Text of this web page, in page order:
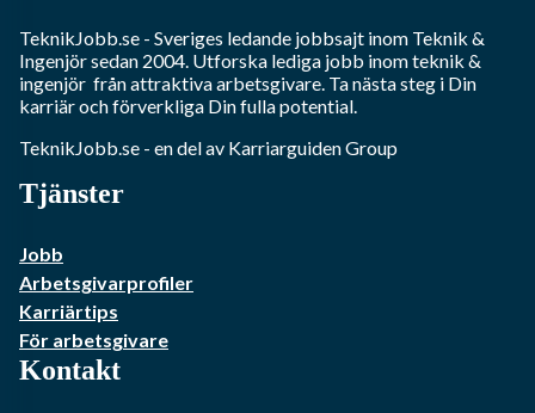
TeknikJobb.se - Sveriges ledande jobbsajt inom Teknik &
Ingenjörsedan 2004. Utforska lediga jobb inomteknik &
ingenjör från attraktiva arbetsgivare. Ta nästa steg i Din
karriär och förverkliga Din fulla potential.
TeknikJobb.se - en del av Karriarguiden Group
Tjänster
Jobb
Arbetsgivarprofiler
Karriärtips
För arbetsgivare
Kontakt